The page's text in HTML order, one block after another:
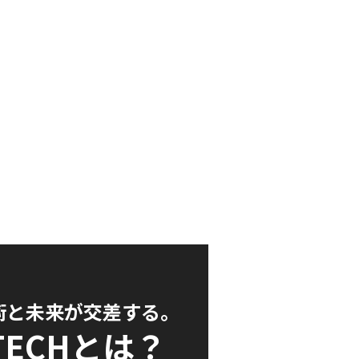
未来が交差する。
とは？